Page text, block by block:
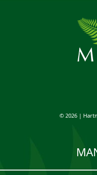
© 2026 |